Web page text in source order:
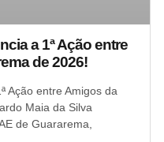
a 1ª Ação entre
de 2026!
Ação entre Amigos da
Maia da Silva
de Guararema,